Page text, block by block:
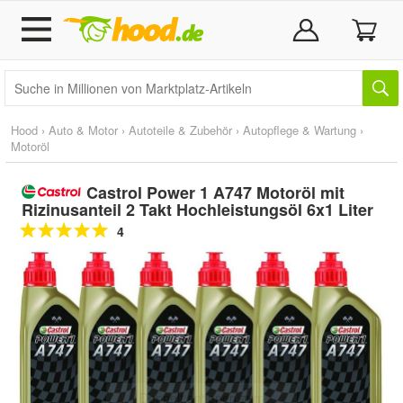
Hood › Auto & Motor › Autoteile & Zubehör › Autopflege & Wartung ›
Motoröl
Castrol Power 1 A747 Motoröl mit
Rizinusanteil 2 Takt Hochleistungsöl 6x1 Liter
4
Doppelt antippen zum